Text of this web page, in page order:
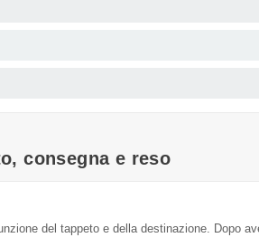
consegna e reso
del tappeto e della destinazione. Dopo